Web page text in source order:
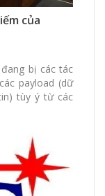
của
bị các tác
payload (dữ
tùy ý từ các